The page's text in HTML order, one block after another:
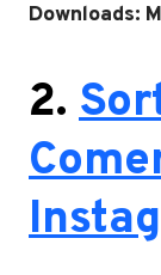
Downloads:
2.